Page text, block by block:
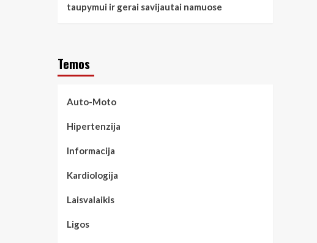
taupymui ir gerai savijautai namuose
Temos
Auto-Moto
Hipertenzija
Informacija
Kardiologija
Laisvalaikis
Ligos